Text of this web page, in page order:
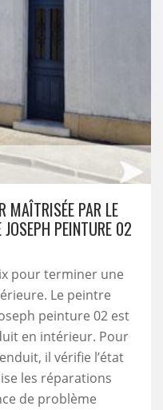
MAÎTRISÉE PAR LE
JOSEPH PEINTURE 02
pour terminer une
Le peintre
peinture 02 est
en intérieur. Pour
il vérifie l’état
les réparations
de problème